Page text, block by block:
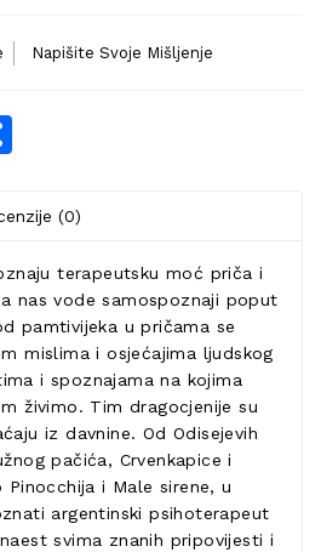
Napišite Svoje Mišljenje
(0)
terapeutsku moć priča i
nas vode samospoznaji poput
pamtivijeka u pričama se
mislima i osjećajima ljudskog
i spoznajama na kojima
živimo. Tim dragocjenije su
iz davnine. Od Odisejevih
pačića, Crvenkapice i
i Male sirene, u
argentinski psihoterapeut
svima znanih pripovijesti i